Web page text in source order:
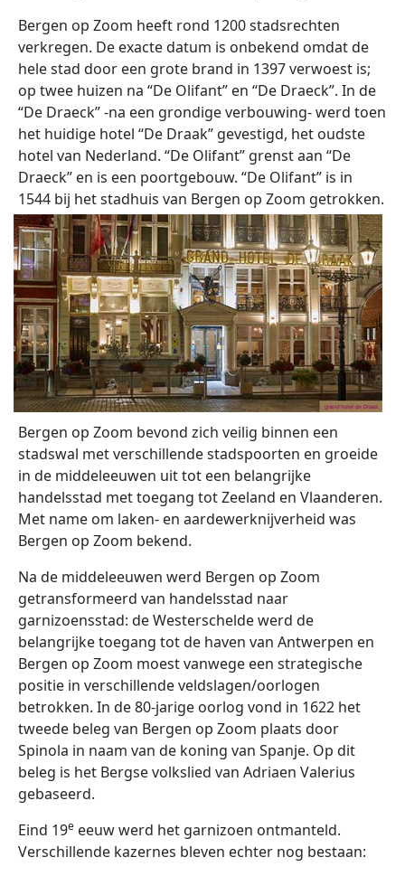
Bergen op Zoom heeft rond 1200 stadsrechten
verkregen. De exacte datum is onbekend omdat de
hele stad door een grote brand in 1397 verwoest is;
op twee huizen na “De Olifant” en “De Draeck”. In de
“De Draeck” -na een grondige verbouwing- werd toen
het huidige hotel “De Draak” gevestigd, het oudste
hotel van Nederland. “De Olifant” grenst aan “De
Draeck” en is een poortgebouw. “De Olifant” is in
1544 bij het stadhuis van Bergen op Zoom getrokken.
Bergen op Zoom bevond zich veilig binnen een
stadswal met verschillende stadspoorten en groeide
in de middeleeuwen uit tot een belangrijke
handelsstad met toegang tot Zeeland en Vlaanderen.
Met name om laken- en aardewerknijverheid was
Bergen op Zoom bekend.
Na de middeleeuwen werd Bergen op Zoom
getransformeerd van handelsstad naar
garnizoensstad: de Westerschelde werd de
belangrijke toegang tot de haven van Antwerpen en
Bergen op Zoom moest vanwege een strategische
positie in verschillende veldslagen/oorlogen
betrokken. In de 80-jarige oorlog vond in 1622 het
tweede beleg van Bergen op Zoom plaats door
Spinola in naam van de koning van Spanje. Op dit
beleg is het Bergse volkslied van Adriaen Valerius
gebaseerd.
Eind 19e eeuw werd het garnizoen ontmanteld.
Verschillende kazernes bleven echter nog bestaan: